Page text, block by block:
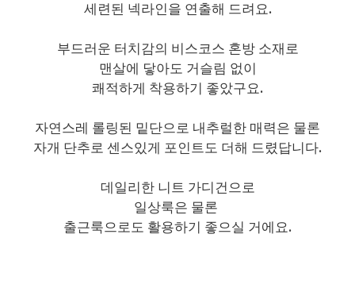
세련된 넥라인을 연출해 드려요.
부드러운 터치감의 비스코스 혼방 소재로
맨살에 닿아도 거슬림 없이
쾌적하게 착용하기 좋았구요.
자연스레 롤링된 밑단으로 내추럴한 매력은 물론
자개 단추로 센스있게 포인트도 더해 드렸답니다.
데일리한 니트 가디건으로
일상룩은 물론
출근룩으로도 활용하기 좋으실 거에요.